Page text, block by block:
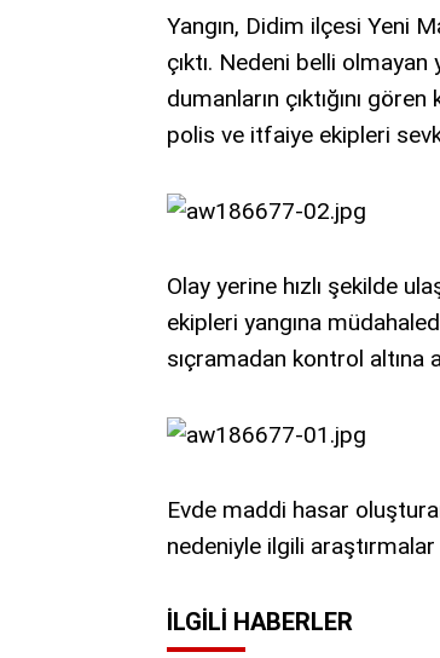
Yangın, Didim ilçesi Yeni
çıktı. Nedeni belli olmayan
dumanların çıktığını
polis ve itfaiye ekipleri
Olay yerine hızlı şekilde
ekipleri yangına
sıçramadan kontrol altına
Evde maddi hasar
nedeniyle ilgili
İLGILI HABERLER